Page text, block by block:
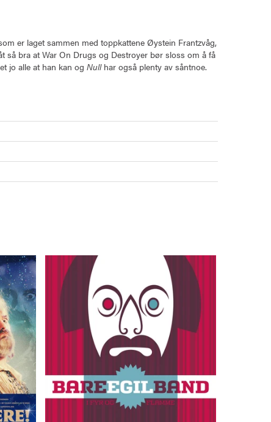
er laget sammen med toppkattene Øystein Frantzvåg,
så bra at War On Drugs og Destroyer bør sloss om å få
jo alle at han kan og Nullhar også plenty av såntnoe.